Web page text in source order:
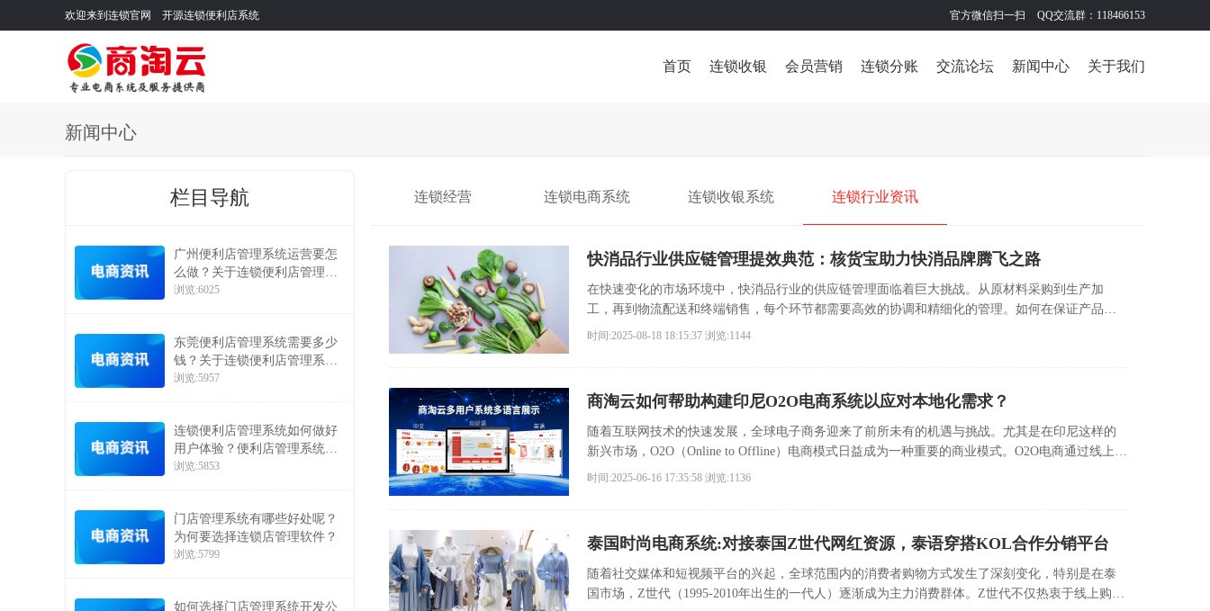
欢迎来到连锁官网 开源连锁便利店系统 官方微信扫一扫 QQ交流群：118466153
首页 连锁收银 会员营销 连锁分账 交流论坛 新闻中心 关于我们
新闻中心
栏目导航
广州便利店管理系统运营要怎
么做？关于连锁便利店管理系
统的运营方案介绍
浏览:6025
东莞便利店管理系统需要多少
钱？关于连锁便利店管理系统
的价格问题
浏览:5957
连锁便利店管理系统如何做好
用户体验？便利店管理系统如
何让顾客二次消费
浏览:5853
门店管理系统有哪些好处呢？
为何要选择连锁店管理软件？
浏览:5799
如何选择门店管理系统开发公
连锁经营 连锁电商系统 连锁收银系统 连锁行业资讯
快消品行业供应链管理提效典范：核货宝助力快消品牌腾飞之路
在快速变化的市场环境中，快消品行业的供应链管理面临着巨大挑战。从原材料采购到生产加
工，再到物流配送和终端销售，每个环节都需要高效的协调和精细化的管理。如何在保证产品质
量和服务的前提下，降低成本、提升效率，成为了每个快消品品牌面临的核心问题。
时间:2025-08-18 18:15:37 浏览:1144
商淘云如何帮助构建印尼O2O电商系统以应对本地化需求？
随着互联网技术的快速发展，全球电子商务迎来了前所未有的机遇与挑战。尤其是在印尼这样的
新兴市场，O2O（Online to Offline）电商模式日益成为一种重要的商业模式。O2O电商通过线上平
台的推广与线下商店的实体服务结合，为消费者提供便捷的购物体验。
时间:2025-06-16 17:35:58 浏览:1136
泰国时尚电商系统:对接泰国Z世代网红资源，泰语穿搭KOL合作分销平台
随着社交媒体和短视频平台的兴起，全球范围内的消费者购物方式发生了深刻变化，特别是在泰
国市场，Z世代（1995-2010年出生的一代人）逐渐成为主力消费群体。Z世代不仅热衷于线上购